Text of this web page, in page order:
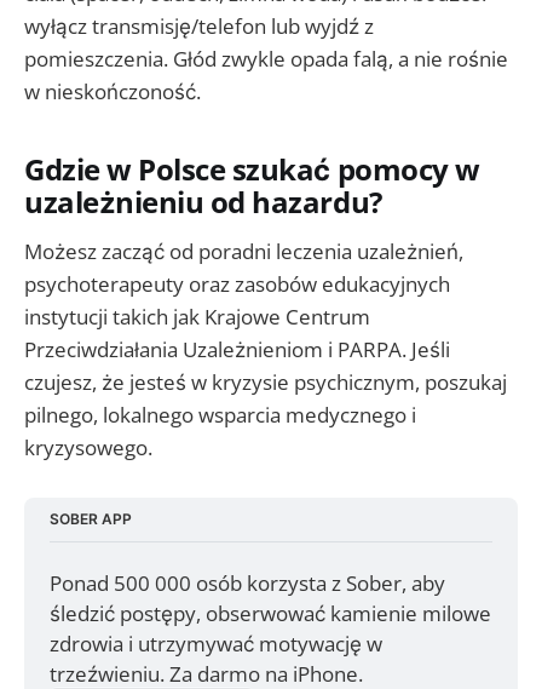
wyłącz transmisję/telefon lub wyjdź z
pomieszczenia. Głód zwykle opada falą, a nie rośnie
w nieskończoność.
Gdzie w Polsce szukać pomocy w
uzależnieniu od hazardu?
Możesz zacząć od poradni leczenia uzależnień,
psychoterapeuty oraz zasobów edukacyjnych
instytucji takich jak Krajowe Centrum
Przeciwdziałania Uzależnieniom i PARPA. Jeśli
czujesz, że jesteś w kryzysie psychicznym, poszukaj
pilnego, lokalnego wsparcia medycznego i
kryzysowego.
SOBER APP
Ponad 500 000 osób korzysta z Sober, aby
śledzić postępy, obserwować kamienie milowe
zdrowia i utrzymywać motywację w
trzeźwieniu. Za darmo na iPhone.